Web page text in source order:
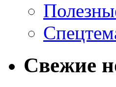
Свежие